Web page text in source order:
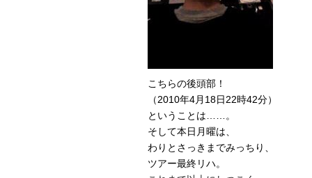
こちらの後頭部！
（2010年4月18日22時42分）
ということは……。
そして本日月曜は、
わりとさっきまでみっちり、
ツアー最終リハ。